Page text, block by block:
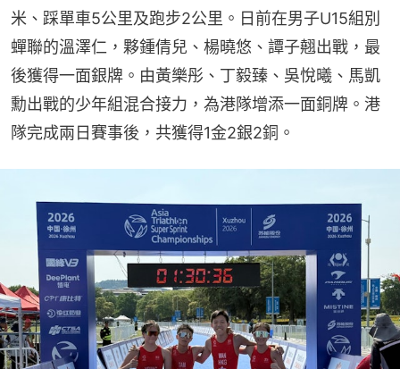
米、踩單車5公里及跑步2公里。日前在男子U15組別
蟬聯的溫澤仁，夥鍾倩兒、楊曉悠、譚子翹出戰，最
後獲得一面銀牌。由黃樂彤、丁毅臻、吳悅曦、馬凱
勳出戰的少年組混合接力，為港隊增添一面銅牌。港
隊完成兩日賽事後，共獲得1金2銀2銅。